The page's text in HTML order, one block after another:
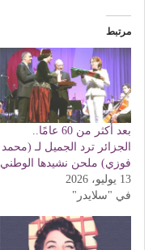
مرتبط
بعد أكثر من 60 عامًا..
الجزائر ترد الجميل لـ (محمد
فوزي) ملحن نشيدها الوطني
13 يوليو، 2026
في "سلايدر"